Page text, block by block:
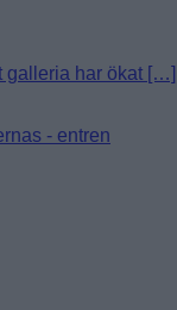
galleria har ökat […]